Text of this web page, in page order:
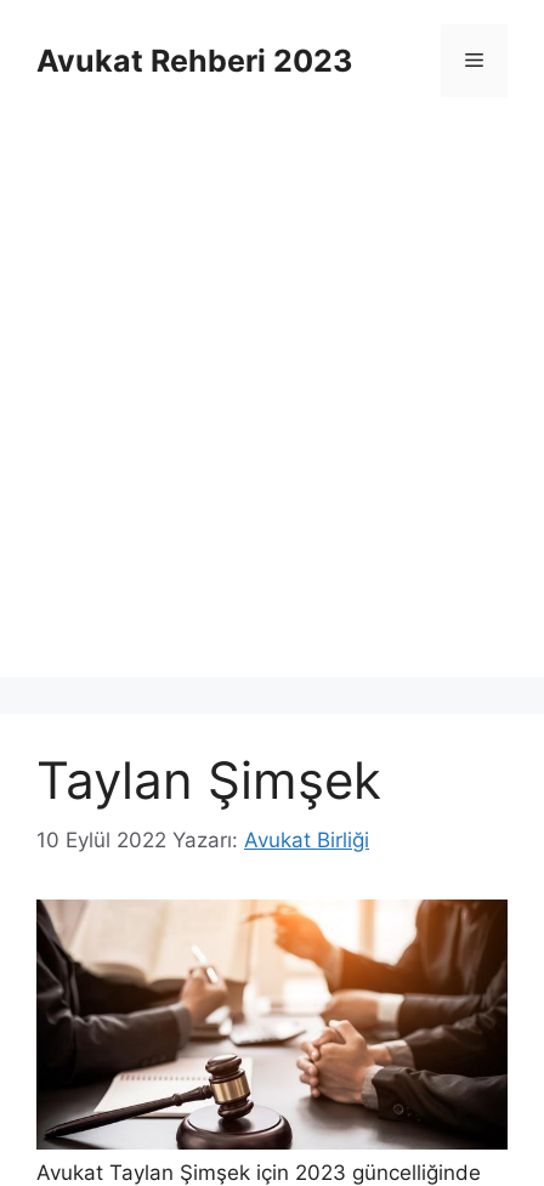
Avukat Rehberi 2023 Menü
Taylan Şimşek
10 Eylül 2022 Yazarı: Avukat Birliği
Avukat Taylan Şimşek için 2023 güncelliğinde